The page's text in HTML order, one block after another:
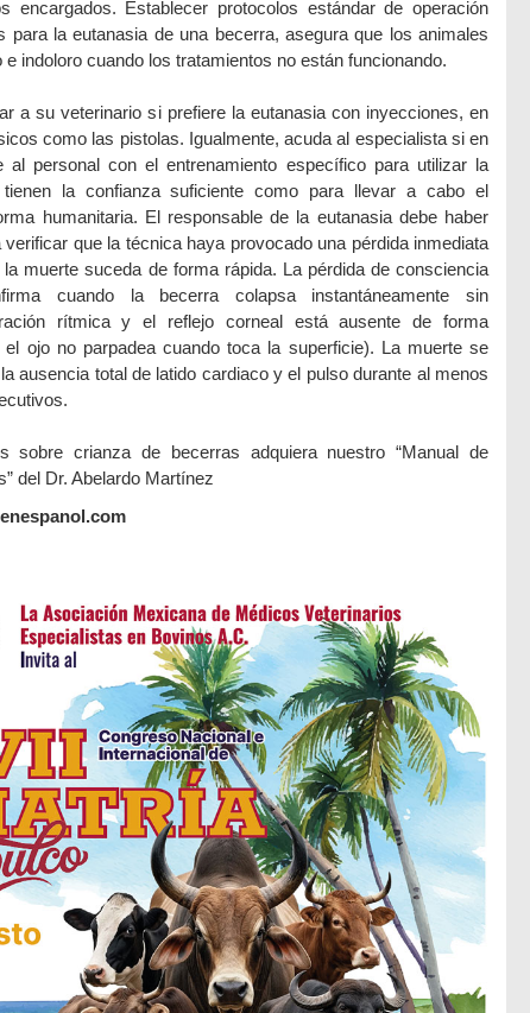
encargados. Establecer protocolos estándar de operación
para la eutanasia de una becerra, asegura que los animales
e indoloro cuando los tratamientos no están funcionando.
a su veterinario si prefiere la eutanasia con inyecciones, en
como las pistolas. Igualmente, acuda al especialista si en
al personal con el entrenamiento específico para utilizar la
la confianza suficiente como para llevar a cabo el
humanitaria. El responsable de la eutanasia debe haber
verificar que la técnica haya provocado una pérdida inmediata
muerte suceda de forma rápida. La pérdida de consciencia
cuando la becerra colapsa instantáneamente sin
rítmica y el reflejo corneal está ausente de forma
ojo no parpadea cuando toca la superficie). La muerte se
ausencia total de latido cardiaco y el pulso durante al menos
sobre crianza de becerras adquiera nuestro “Manual de
del Dr. Abelardo Martínez